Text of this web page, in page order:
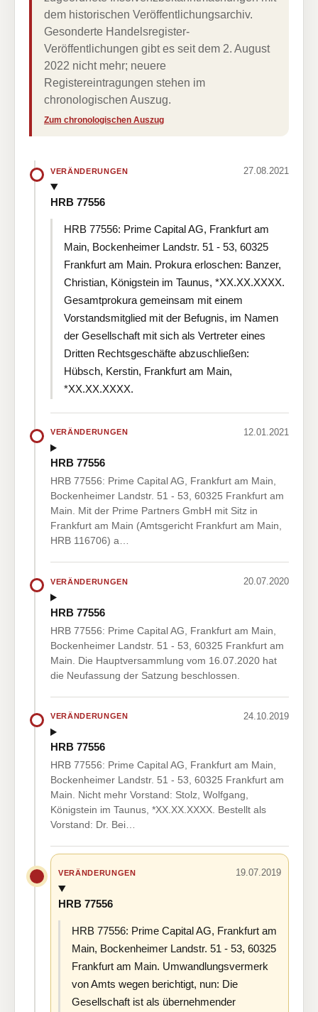
dem historischen Veröffentlichungsarchiv.
Gesonderte Handelsregister-
Veröffentlichungen gibt es seit dem 2. August
2022 nicht mehr; neuere
Registereintragungen stehen im
chronologischen Auszug.
Zum chronologischen Auszug
VERÄNDERUNGEN 27.08.2021
HRB 77556
HRB 77556: Prime Capital AG, Frankfurt am
Main, Bockenheimer Landstr. 51 - 53, 60325
Frankfurt am Main. Prokura erloschen: Banzer,
Christian, Königstein im Taunus, *XX.XX.XXXX.
Gesamtprokura gemeinsam mit einem
Vorstandsmitglied mit der Befugnis, im Namen
der Gesellschaft mit sich als Vertreter eines
Dritten Rechtsgeschäfte abzuschließen:
Hübsch, Kerstin, Frankfurt am Main,
*XX.XX.XXXX.
VERÄNDERUNGEN 12.01.2021
HRB 77556
HRB 77556: Prime Capital AG, Frankfurt am Main,
Bockenheimer Landstr. 51 - 53, 60325 Frankfurt am
Main. Mit der Prime Partners GmbH mit Sitz in
Frankfurt am Main (Amtsgericht Frankfurt am Main,
HRB 116706) a…
VERÄNDERUNGEN 20.07.2020
HRB 77556
HRB 77556: Prime Capital AG, Frankfurt am Main,
Bockenheimer Landstr. 51 - 53, 60325 Frankfurt am
Main. Die Hauptversammlung vom 16.07.2020 hat
die Neufassung der Satzung beschlossen.
VERÄNDERUNGEN 24.10.2019
HRB 77556
HRB 77556: Prime Capital AG, Frankfurt am Main,
Bockenheimer Landstr. 51 - 53, 60325 Frankfurt am
Main. Nicht mehr Vorstand: Stolz, Wolfgang,
Königstein im Taunus, *XX.XX.XXXX. Bestellt als
Vorstand: Dr. Bei…
VERÄNDERUNGEN 19.07.2019
HRB 77556
HRB 77556: Prime Capital AG, Frankfurt am
Main, Bockenheimer Landstr. 51 - 53, 60325
Frankfurt am Main. Umwandlungsvermerk
von Amts wegen berichtigt, nun: Die
Gesellschaft ist als übernehmender